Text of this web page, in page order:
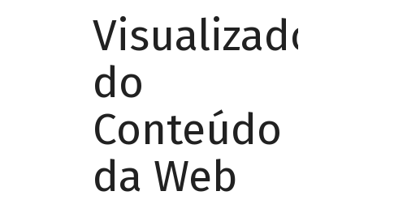
Visualizador
do
Conteúdo
da Web